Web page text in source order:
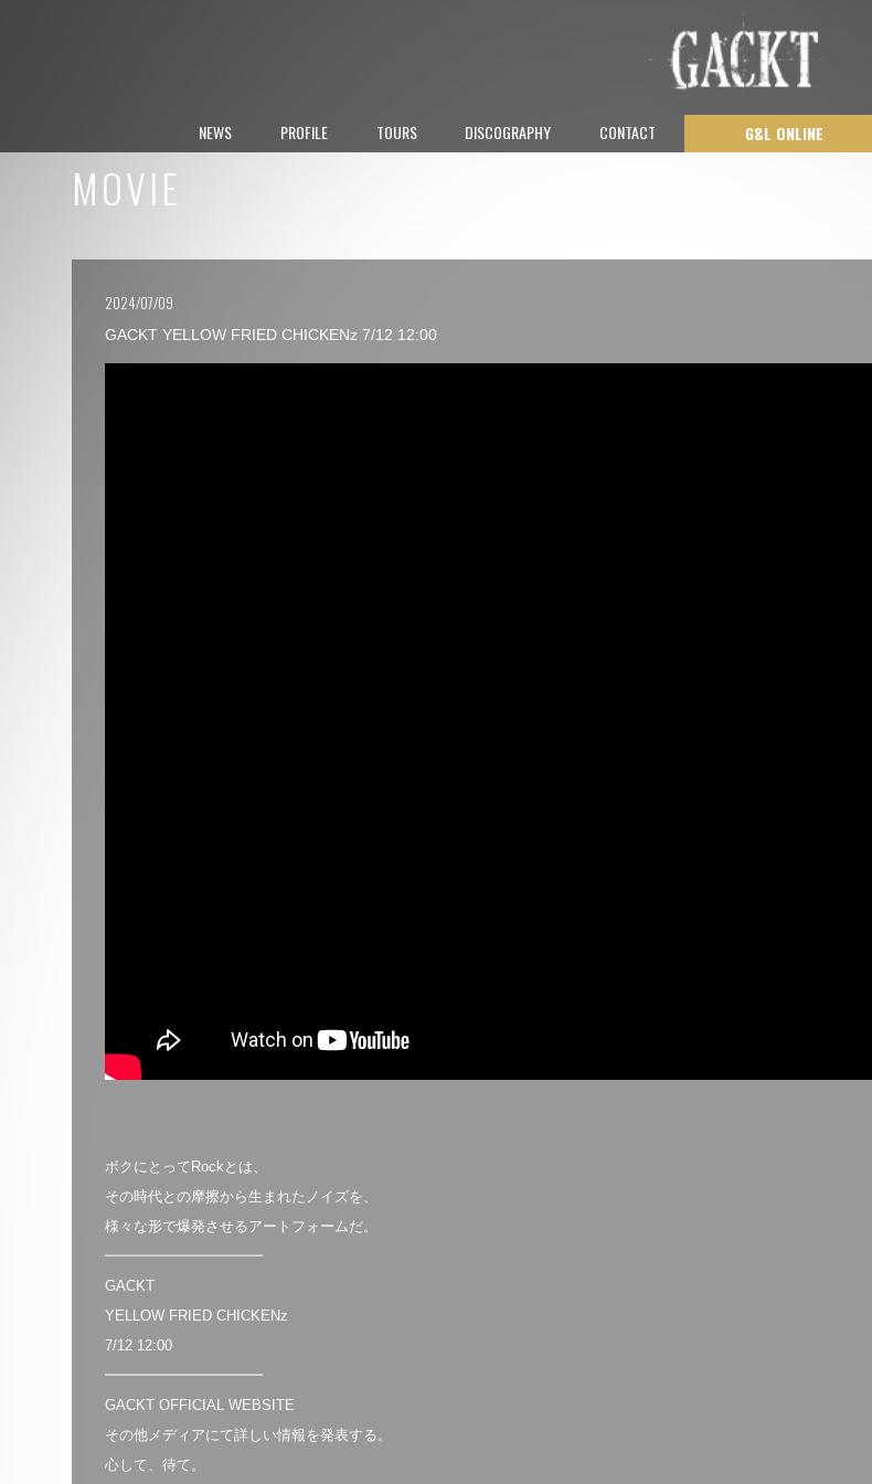
NEWS PROFILE TOURS DISCOGRAPHY CONTACT G&L ONLINE
MOVIE
2024/07/09
GACKT YELLOW FRIED CHICKENz 7/12 12:00
ボクにとってRockとは、
その時代との摩擦から生まれたノイズを、
様々な形で爆発させるアートフォームだ。
━━━━━━━━━━━
GACKT
YELLOW FRIED CHICKENz
7/12 12:00
━━━━━━━━━━━
GACKT OFFICIAL WEBSITE
その他メディアにて詳しい情報を発表する。
心して、待て。